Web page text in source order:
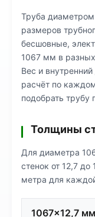
Труба
размеров
бесшовные,
1067 мм в
Вес и
расчёт по
подобрать трубу
Толщины
Для диаметра
стенок от 12,7
метра для
1067×12,7 мм